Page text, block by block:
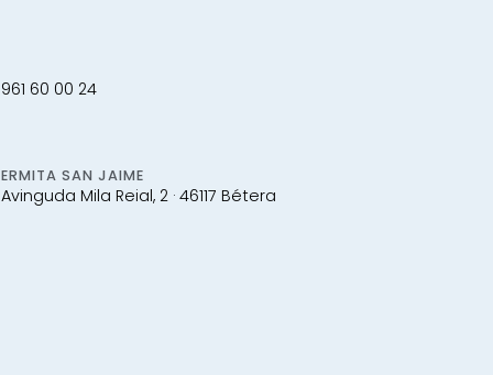
961 60 00 24
ERMITA SAN JAIME
Avinguda Mila Reial, 2 · 46117 Bétera